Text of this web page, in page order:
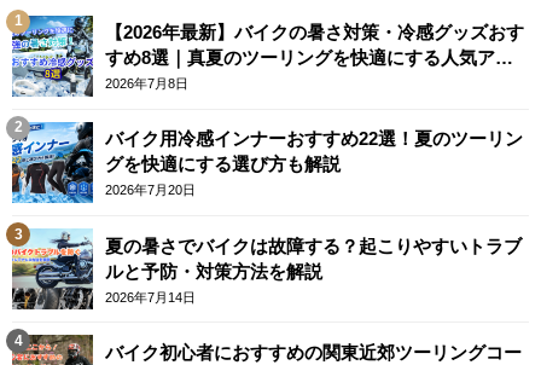
【2026年最新】バイクの暑さ対策・冷感グッズおす
すめ8選｜真夏のツーリングを快適にする人気アイ
テム
2026年7月8日
バイク用冷感インナーおすすめ22選！夏のツーリン
グを快適にする選び方も解説
2026年7月20日
夏の暑さでバイクは故障する？起こりやすいトラブ
ルと予防・対策方法を解説
2026年7月14日
バイク初心者におすすめの関東近郊ツーリングコー